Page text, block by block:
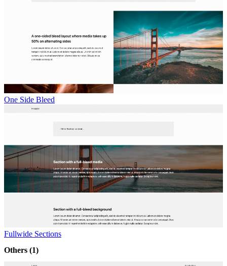
One Side Bleed
Fullwide Sections
Others (1)